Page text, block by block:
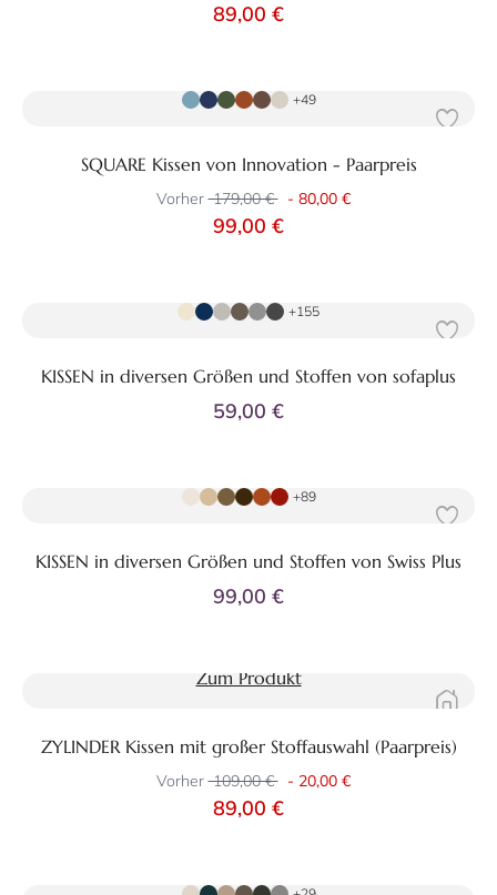
89,00 €
+49
SQUARE Kissen von Innovation - Paarpreis
Vorher 179,00 € - 80,00 €
99,00 €
+155
KISSEN in diversen Größen und Stoffen von sofaplus
59,00 €
+89
KISSEN in diversen Größen und Stoffen von Swiss Plus
99,00 €
Zum Produkt
ZYLINDER Kissen mit großer Stoffauswahl (Paarpreis)
Vorher 109,00 € - 20,00 €
89,00 €